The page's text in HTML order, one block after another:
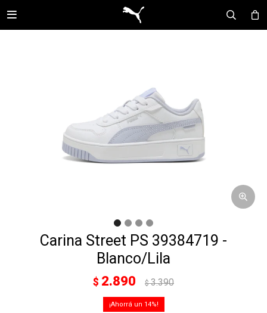

Carina Street PS 39384719 -
Blanco/Lila
$ 2.890 $3.390
14